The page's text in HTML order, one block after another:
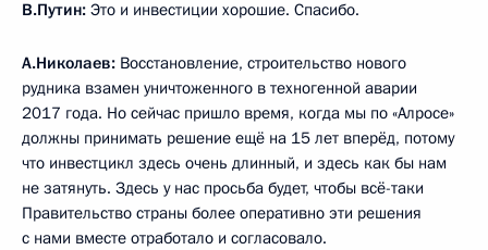
В.Путин: Это и инвестиции хорошие. Спасибо.
А.Николаев: Восстановление, строительство нового
рудника взамен уничтоженного в техногенной аварии
2017 года. Но сейчас пришло время, когда мы по «Алросе»
должны принимать решение ещё на 15 лет вперёд, потому
что инвестцикл здесь очень длинный, и здесь как бы нам
не затянуть. Здесь у нас просьба будет, чтобы всё-таки
Правительство страны более оперативно эти решения
с нами вместе отработало и согласовало.